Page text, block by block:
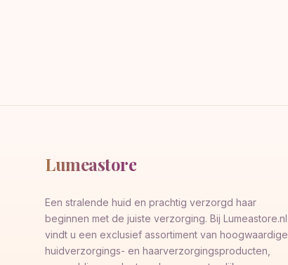
Lumeastore
Een stralende huid en prachtig verzorgd haar
beginnen met de juiste verzorging. Bij Lumeastore.nl
vindt u een exclusief assortiment van hoogwaardige
huidverzorgings- en haarverzorgingsproducten,